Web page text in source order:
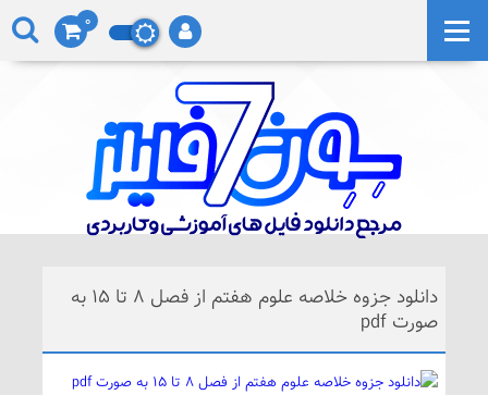
دانلود جزوه خلاصه علوم هفتم از فصل 8 تا 15 به
صورت pdf
0